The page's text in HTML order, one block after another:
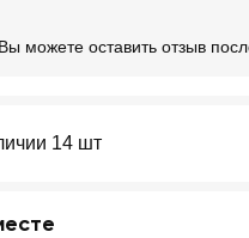
Вы можете оставить отзыв
14 шт